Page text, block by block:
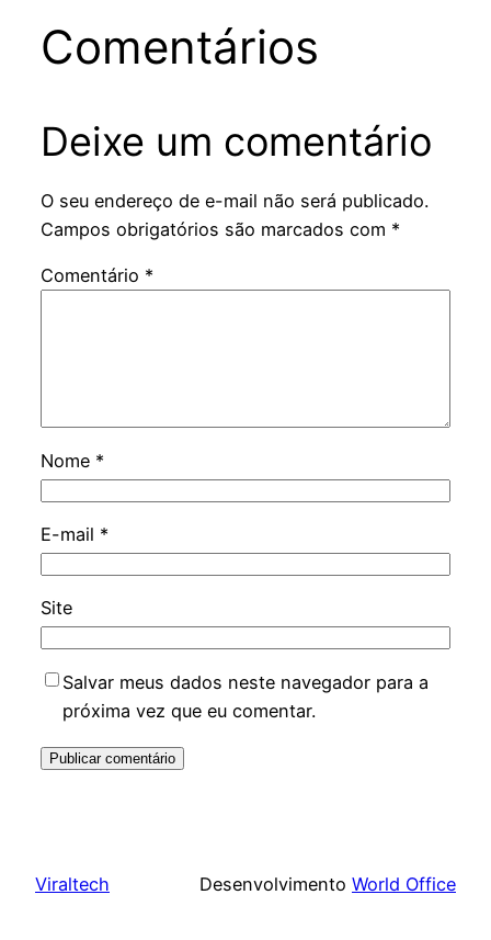
Comentários
Deixe um comentário
O seu endereço de e-mail não será publicado.
Campos obrigatórios são marcados com *
Comentário *
Nome *
E-mail *
Site
Salvar meus dados neste navegador para a
próxima vez que eu comentar.
Viraltech Desenvolvimento World Office